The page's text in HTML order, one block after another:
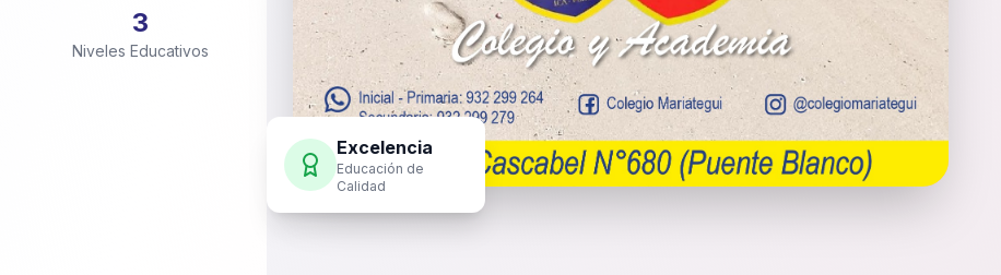
3
Niveles Educativos
Excelencia
Educación de
Calidad